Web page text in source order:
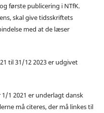
første publicering i NTfK.
skal give tidsskriftets
med at de læser
til 31/12 2023 er udgivet
1 2021 er underlagt dansk
må citeres, der må linkes til